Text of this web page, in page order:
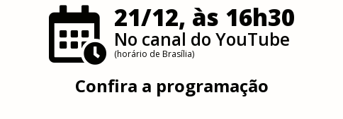
21/12, às 16h30
No canal do YouTube
(horário de Brasília)
Confira a programação